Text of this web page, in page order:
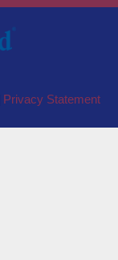
Privacy Statement